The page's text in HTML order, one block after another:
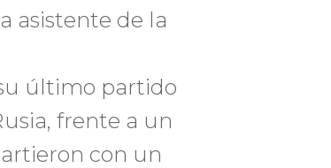
asistente de la
último partido
frente a un
con un